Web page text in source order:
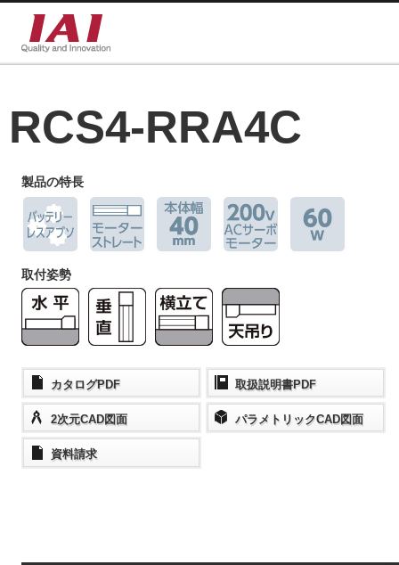
RCS4-RRA4C
製品の特長
取付姿勢
カタログPDF
2次元CAD図面
資料請求
取扱説明書PDF
パラメトリックCAD図面